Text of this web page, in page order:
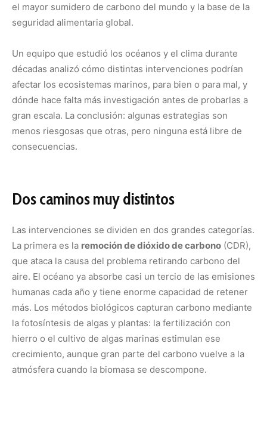
el mayor sumidero de carbono del mundo y la base de la
seguridad alimentaria global.
Un equipo que estudió los océanos y el clima durante
décadas analizó cómo distintas intervenciones podrían
afectar los ecosistemas marinos, para bien o para mal, y
dónde hace falta más investigación antes de probarlas a
gran escala. La conclusión: algunas estrategias son
menos riesgosas que otras, pero ninguna está libre de
consecuencias.
Dos caminos muy distintos
Las intervenciones se dividen en dos grandes categorías.
La primera es la remoción de dióxido de carbono (CDR),
que ataca la causa del problema retirando carbono del
aire. El océano ya absorbe casi un tercio de las emisiones
humanas cada año y tiene enorme capacidad de retener
más. Los métodos biológicos capturan carbono mediante
la fotosíntesis de algas y plantas: la fertilización con
hierro o el cultivo de algas marinas estimulan ese
crecimiento, aunque gran parte del carbono vuelve a la
atmósfera cuando la biomasa se descompone.